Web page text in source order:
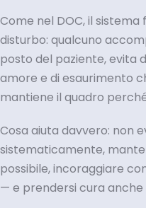
Come nel DOC, il
disturbo: qualcuno
posto del paziente, evita
amore e di esaurimento
mantiene il quadro
Cosa aiuta davvero: non
sistematicamente,
possibile, incoraggiare
— e prendersi cura anche